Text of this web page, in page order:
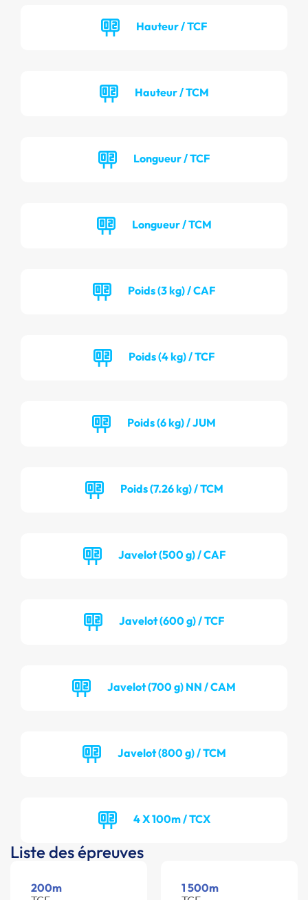
Hauteur / TCF
Hauteur / TCM
Longueur / TCF
Longueur / TCM
Poids (3 kg) / CAF
Poids (4 kg) / TCF
Poids (6 kg) / JUM
Poids (7.26 kg) / TCM
Javelot (500 g) / CAF
Javelot (600 g) / TCF
Javelot (700 g) NN / CAM
Javelot (800 g) / TCM
4 X 100m / TCX
Liste des épreuves
200m 1 500m